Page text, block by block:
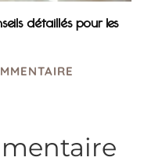
détaillés pour les